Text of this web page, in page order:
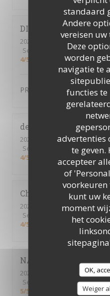
standaard
Andere
vereisen
Deze
worden
navigatie te
functies te
advertenties
te geven.
accepteer
of
voorkeuren
kunt uw
moment
het
OK,
Weiger
DIDIER
2024-01-12
- 19:15 - Gasten 2
Service
Atmosfeer: 4/5
4/5
PRODUIT FRAIS TRES
delphine
2024-02-01
- 19:30 - Gasten 4
Service
Atmosfeer:4/5
4/5
Christine
2024-01-30
- 19:00 - Gasten 4
Service
Atmosfeer 4/5
4/5
NATHALIE
2024-01-27
- 19:30 - Gasten 9
Service
Atmosfeer:5/5
5/5